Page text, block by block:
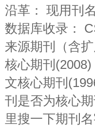
沿革： 现用刊
数据库收录：
来源期刊（含
核心期刊
文核心期刊
刊是否为核心
里搜一下期刊